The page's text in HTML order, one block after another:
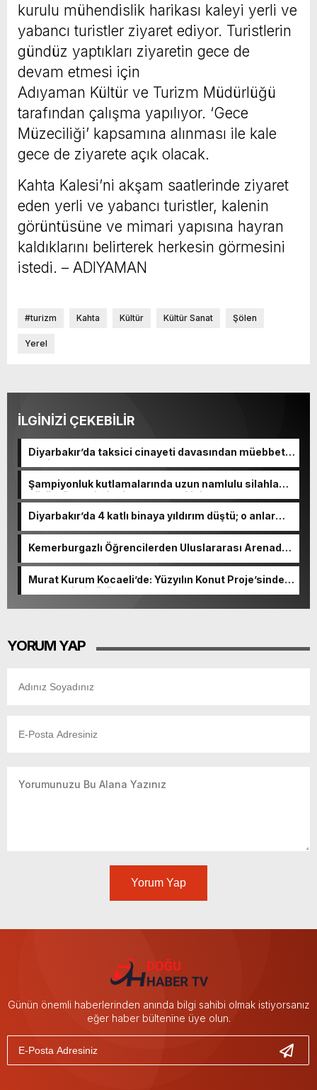
kurulu mühendislik harikası kaleyi yerli ve
yabancı turistler ziyaret ediyor. Turistlerin
gündüz yaptıkları ziyaretin gece de
devam etmesi için
Adıyaman Kültür ve Turizm Müdürlüğü
tarafından çalışma yapılıyor. ‘Gece
Müzeciliği’ kapsamına alınması ile kale
gece de ziyarete açık olacak.
Kahta Kalesi’ni akşam saatlerinde ziyaret
eden yerli ve yabancı turistler, kalenin
görüntüsüne ve mimari yapısına hayran
kaldıklarını belirterek herkesin görmesini
istedi. – ADIYAMAN
#turizm Kahta Kültür Kültür Sanat Şölen
Yerel
İLGİNİZİ ÇEKEBİLİR
Diyarbakır’da taksici cinayeti davasından müebbet
hapis kararı çıktı
Şampiyonluk kutlamalarında uzun namlulu silahla
görüntülenmişti! Diyarbakır Valiliği’nden açıklama
Diyarbakır’da 4 katlı binaya yıldırım düştü; o anlar
Kemerburgazlı Öğrencilerden Uluslararası Arenada
Murat Kurum Kocaeli’de: Yüzyılın Konut Proje’sinde
kura çekimi sürüyor
YORUM YAP
Yorum Yap
Günün önemli haberlerinden anında bilgi sahibi olmak istiyorsanız
eğer haber bültenine üye olun.